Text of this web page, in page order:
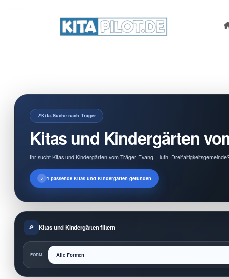
Kita-Suche nach Träger
Kitas und Kindergärten
Ihr sucht Kitas und Kindergärten vom Träger Evang. - luth.
1 passende Kitas und Kindergärten gefunden
Kitas und Kindergärten filtern
FORM